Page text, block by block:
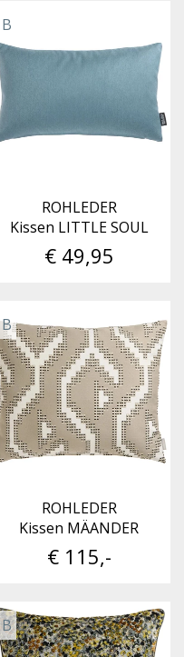
B
ROHLEDER
Kissen LITTLE SOUL
€ 49,95
B
ROHLEDER
Kissen MÄANDER
€ 115,-
B